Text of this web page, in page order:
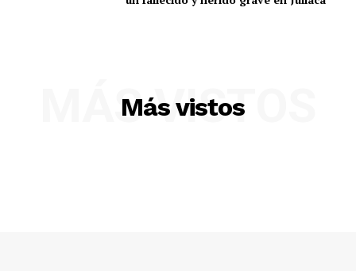
Más vistos
MÁS VISTOS